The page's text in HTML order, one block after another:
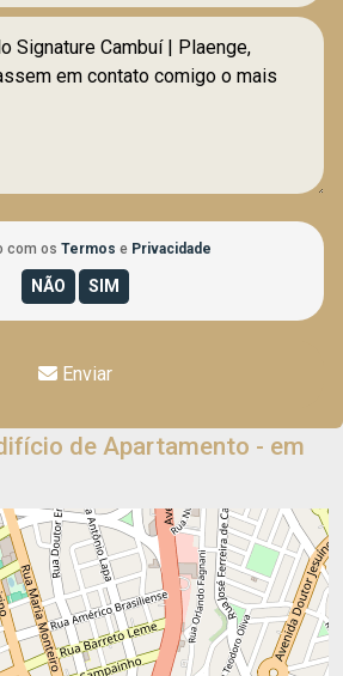
com os Termos e Privacidade
Enviar
de Apartamento - em